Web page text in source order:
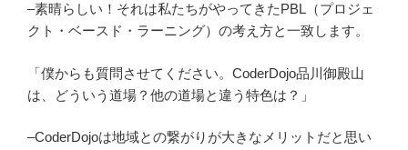
–素晴らしい！それは私たちがやってきたPBL（プロジェ
クト・ベースド・ラーニング）の考え方と一致します。
「僕からも質問させてください。CoderDojo品川御殿山
は、どういう道場？他の道場と違う特色は？」
–CoderDojoは地域との繋がりが大きなメリットだと思い